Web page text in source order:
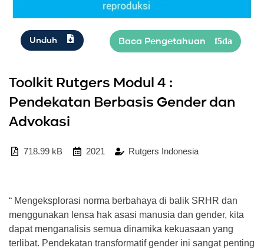
Unduh
Toolkit Rutgers Modul 4 :
Pendekatan Berbasis Gender dan
Advokasi
718.99 kB 2021 Rutgers Indonesia
“ Mengeksplorasi norma berbahaya di balik SRHR dan
menggunakan lensa hak asasi manusia dan gender, kita
dapat menganalisis semua dinamika kekuasaan yang
terlibat. Pendekatan transformatif gender ini sangat penting